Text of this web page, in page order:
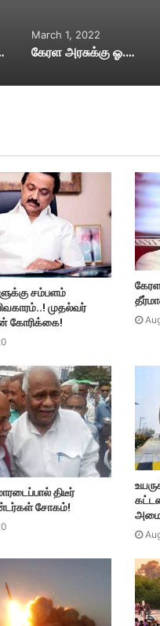
March 1, 2022
கேரள அரசுக்கு ஓ.பன்னீர்செல்வம் கண்டனம்
சம்பளம்
முதல்வர்
கோரிக்கை!
திடீர்
சோகம்!